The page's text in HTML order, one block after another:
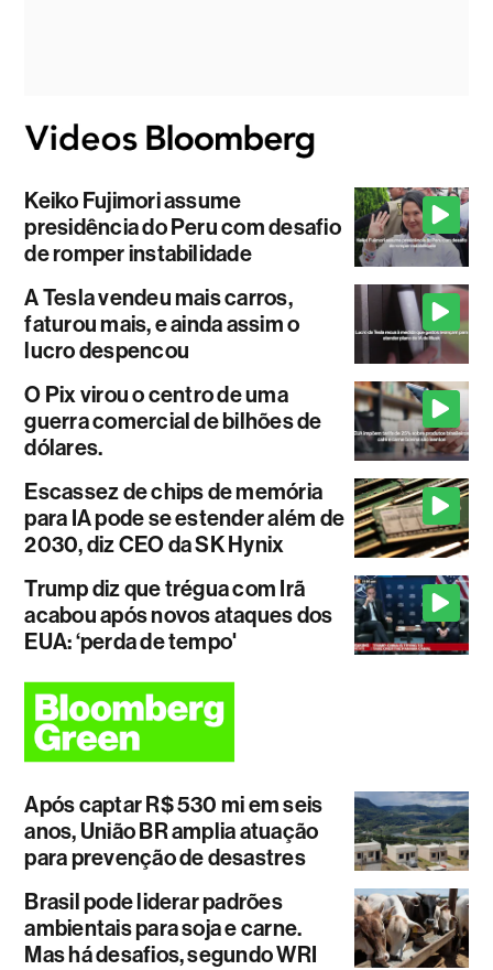
Keiko Fujimori assume
presidência do Peru com desafio
de romper instabilidade
A Tesla vendeu mais carros,
faturou mais, e ainda assim o
lucro despencou
O Pix virou o centro de uma
guerra comercial de bilhões de
dólares.
Escassez de chips de memória
para IA pode se estender além de
2030, diz CEO da SK Hynix
Trump diz que trégua com Irã
acabou após novos ataques dos
EUA: ‘perda de tempo'
Após captar R$ 530 mi em seis
anos, União BR amplia atuação
para prevenção de desastres
Brasil pode liderar padrões
ambientais para soja e carne.
Mas há desafios, segundo WRI